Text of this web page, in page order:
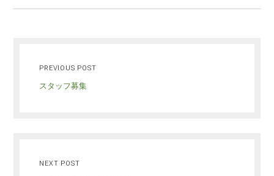
PREVIOUS POST
スタッフ募集
NEXT POST